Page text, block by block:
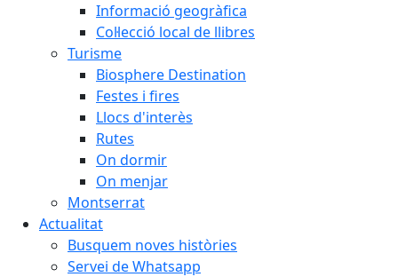
Informació geogràfica
Col·lecció local de llibres
Turisme
Biosphere Destination
Festes i fires
Llocs d'interès
Rutes
On dormir
On menjar
Montserrat
Actualitat
Busquem noves històries
Servei de Whatsapp